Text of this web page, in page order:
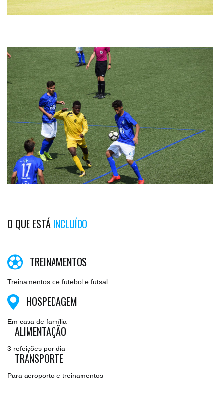
O QUE ESTÁ INCLUÍDO
TREINAMENTOS
Treinamentos de futebol e futsal
HOSPEDAGEM
Em casa de família
ALIMENTAÇÃO
3 refeições por dia
TRANSPORTE
Para aeroporto e treinamentos